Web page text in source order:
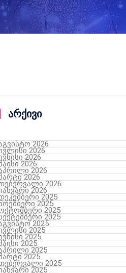
არქივი
2026
2026
2026
2026
2026
2026
2026
2026
2025
2025
2025
2025
2025
2025
2025
2025
2025
2025
2025
2025